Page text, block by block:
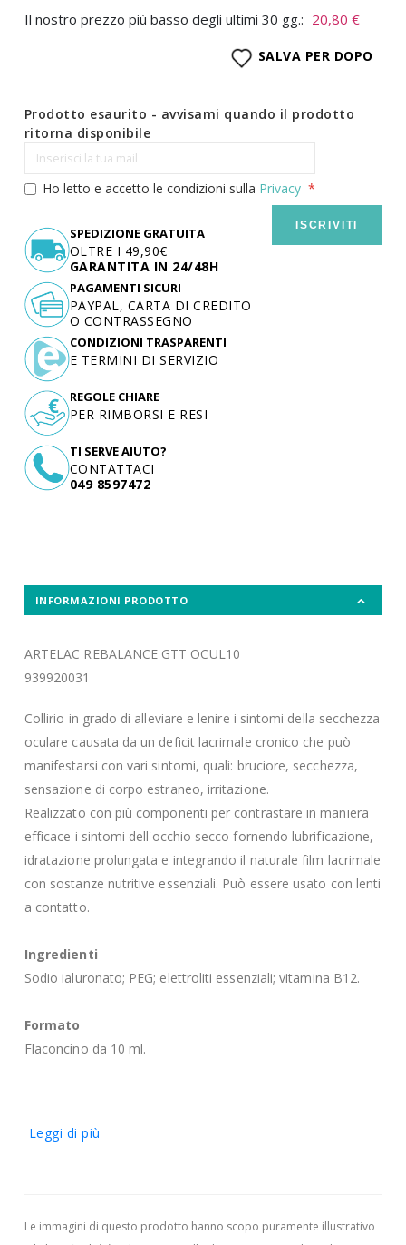
Il nostro prezzo più basso degli ultimi 30 gg.: 20,80 €
SALVA PER DOPO
Prodotto esaurito - avvisami quando il prodotto
ritorna disponibile
Ho letto e accetto le condizioni sulla Privacy
ISCRIVITI
SPEDIZIONE GRATUITA
OLTRE I 49,90€
GARANTITA IN 24/48H
TI SERVE AIUTO?
CONTATTACI
049 8597472
PAGAMENTI SICURI
PAYPAL, CARTA DI CREDITO
O CONTRASSEGNO
CONDIZIONI TRASPARENTI
E TERMINI DI SERVIZIO
REGOLE CHIARE
PER RIMBORSI E RESI
INFORMAZIONI PRODOTTO
ARTELAC REBALANCE GTT OCUL10
939920031
Collirio in grado di alleviare e lenire i sintomi della secchezza
oculare causata da un deficit lacrimale cronico che può
manifestarsi con vari sintomi, quali: bruciore, secchezza,
sensazione di corpo estraneo, irritazione.
Realizzato con più componenti per contrastare in maniera
efficace i sintomi dell'occhio secco fornendo lubrificazione,
idratazione prolungata e integrando il naturale film lacrimale
con sostanze nutritive essenziali. Può essere usato con lenti
a contatto.
Ingredienti
Sodio ialuronato; PEG; elettroliti essenziali; vitamina B12.
Formato
Flaconcino da 10 ml.
Leggi di più
Le immagini di questo prodotto hanno scopo puramente illustrativo